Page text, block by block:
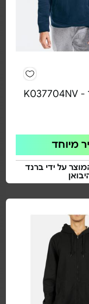
קפוצ'ון לגבר K037704NV -
מיוחד
על ידי ברנד